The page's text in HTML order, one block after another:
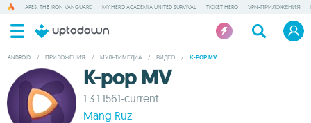
ARES: THE IRON VANGUARD MY HERO ACADEMIA UNITED SURVIVAL TICKET HERO VPN-ПРИЛОЖЕНИЯ
ANDROID / ПРИЛОЖЕНИЯ / МУЛЬТИМЕДИА / ВИДЕО / K-POP MV
K-pop MV
1.3.1.1561-current
Mang Ruz